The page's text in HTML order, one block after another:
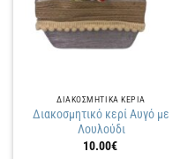
ΔΙΑΚΟΣΜΗΤΙΚΑ ΚΕΡΙΑ
Διακοσμητικό κερί Αυγό με
Λουλούδι
10.00€